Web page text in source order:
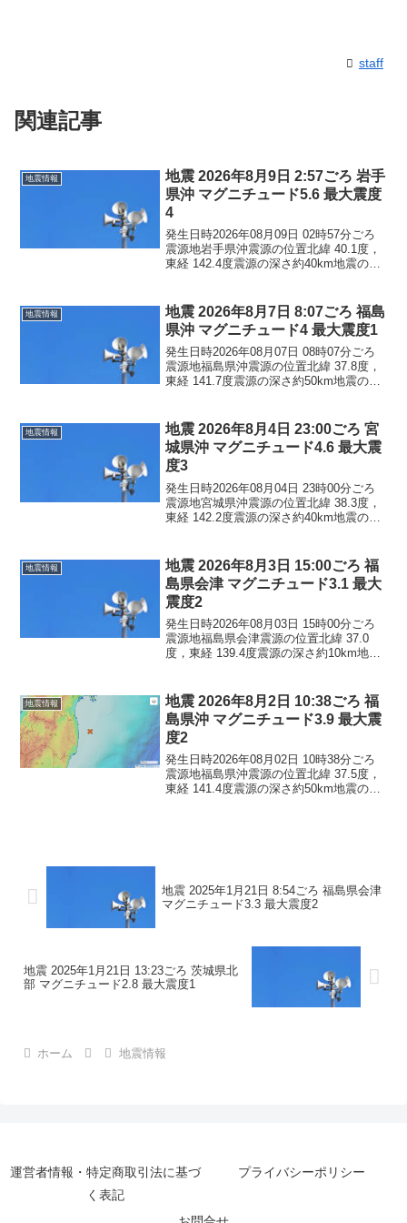
staff
関連記事
地震情報
地震 2026年8月9日 2:57ごろ 岩手
県沖 マグニチュード5.6 最大震度
4
発生日時2026年08月09日 02時57分ごろ
震源地岩手県沖震源の位置北緯 40.1度，
東経 142.4度震源の深さ約40km地震の規
ん。震度4岩手県普代村震度3...
地震情報
地震 2026年8月7日 8:07ごろ 福島
県沖 マグニチュード4 最大震度1
発生日時2026年08月07日 08時07分ごろ
震源地福島県沖震源の位置北緯 37.8度，
東経 141.7度震源の深さ約50km地震の規
ん。震度1福島県二本松市田村...
地震情報
地震 2026年8月4日 23:00ごろ 宮
城県沖 マグニチュード4.6 最大震
度3
発生日時2026年08月04日 23時00分ごろ
震源地宮城県沖震源の位置北緯 38.3度，
東経 142.2度震源の深さ約40km地震の規
ん。震度3宮城県石巻市震度2...
地震情報
地震 2026年8月3日 15:00ごろ 福
島県会津 マグニチュード3.1 最大
震度2
発生日時2026年08月03日 15時00分ごろ
震源地福島県会津震源の位置北緯 37.0
度，東経 139.4度震源の深さ約10km地震
せん。震度2福島県檜枝岐村
地震情報
地震 2026年8月2日 10:38ごろ 福
島県沖 マグニチュード3.9 最大震
度2
発生日時2026年08月02日 10時38分ごろ
震源地福島県沖震源の位置北緯 37.5度，
東経 141.4度震源の深さ約50km地震の規
地震 2025年1月21日 8:54ごろ 福島県会津
マグニチュード3.3 最大震度2
地震 2025年1月21日 13:23ごろ 茨城県北
部 マグニチュード2.8 最大震度1
ホーム 地震情報
運営者情報・特定商取引法に基づ
く表記
プライバシーポリシー